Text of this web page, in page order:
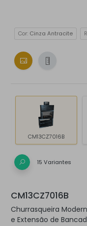
Cor: Cinza Antracite
CM13CZ7016B
15 Variantes
CM13CZ7016B
Churrasqueira
e Extensão de